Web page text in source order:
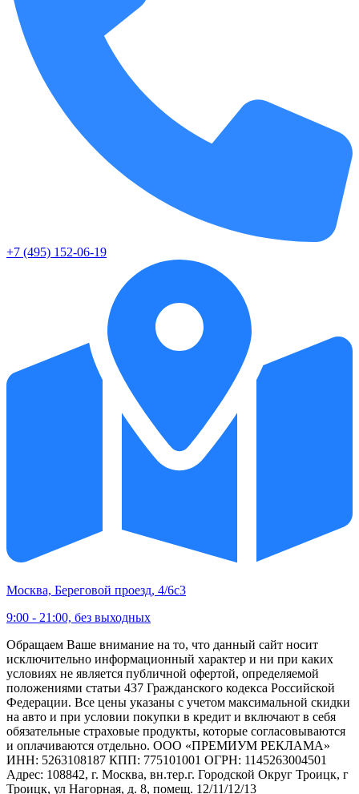
+7 (495) 152-06-19
Москва, Береговой проезд, 4/6с3
9:00 - 21:00, без выходных
Обращаем Ваше внимание на то, что данный сайт носит
исключительно информационный характер и ни при каких
условиях не является публичной офертой, определяемой
положениями статьи 437 Гражданского кодекса Российской
Федерации. Все цены указаны с учетом максимальной скидки
на авто и при условии покупки в кредит и включают в себя
обязательные страховые продукты, которые согласовываются
и оплачиваются отдельно. ООО «ПРЕМИУМ РЕКЛАМА»
ИНН: 5263108187 КПП: 775101001 ОГРН: 1145263004501
Адрес: 108842, г. Москва, вн.тер.г. Городской Округ Троицк, г
Троицк, ул Нагорная, д. 8, помещ. 12/11/12/13